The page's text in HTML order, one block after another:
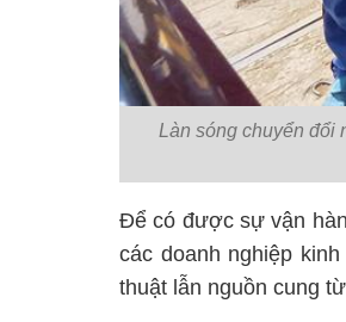
Làn sóng chuyển đổi
Để có được sự vận
các doanh nghiệp
thuật lẫn nguồn cung